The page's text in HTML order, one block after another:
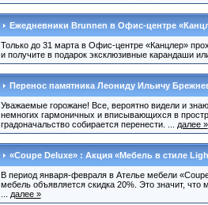
Ежедневники Brunnen в Офис-центре
Только до 31 марта в Офис-центре «Канцлер»
и получите в подарок эксклюзивные карандаши
Перенос памятника Леониду Ильичу
Уважаемые горожане! Все, вероятно видели и
немногих гармоничных и вписывающихся в
градоначальство собирается перенести. ...
далее »
«Coupe Deluxe» : Акция «Мебель в стиле
В период января-февраля в Ателье мебели
мебель объявляется скидка 20%. Это значит,
далее »